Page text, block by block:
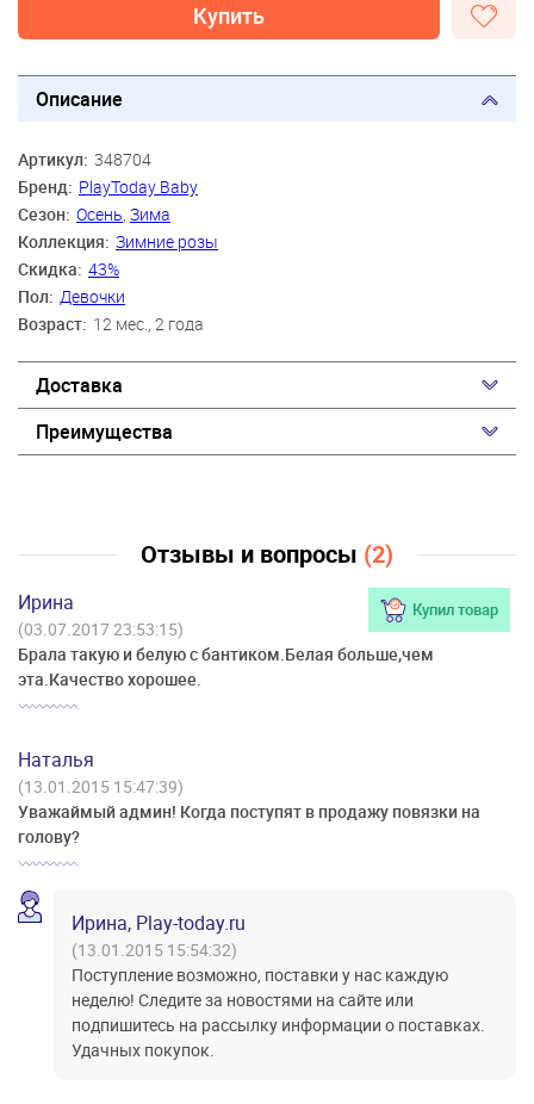
Купить
Описание
Артикул: 348704
Бренд: PlayToday Baby
Сезон: Осень, Зима
Коллекция: Зимние розы
Скидка: 43%
Пол: Девочки
Возраст: 12 мес., 2 года
Доставка
Преимущества
Отзывы и вопросы (2)
Ирина Купил товар
(03.07.2017 23:53:15)
Брала такую и белую с бантиком.Белая больше,чем
эта.Качество хорошее.
Наталья
(13.01.2015 15:47:39)
Уважаймый админ! Когда поступят в продажу повязки на
голову?
Ирина, Play-today.ru
(13.01.2015 15:54:32)
Поступление возможно, поставки у нас каждую
неделю! Следите за новостями на сайте или
подпишитесь на рассылку информации о поставках.
Удачных покупок.